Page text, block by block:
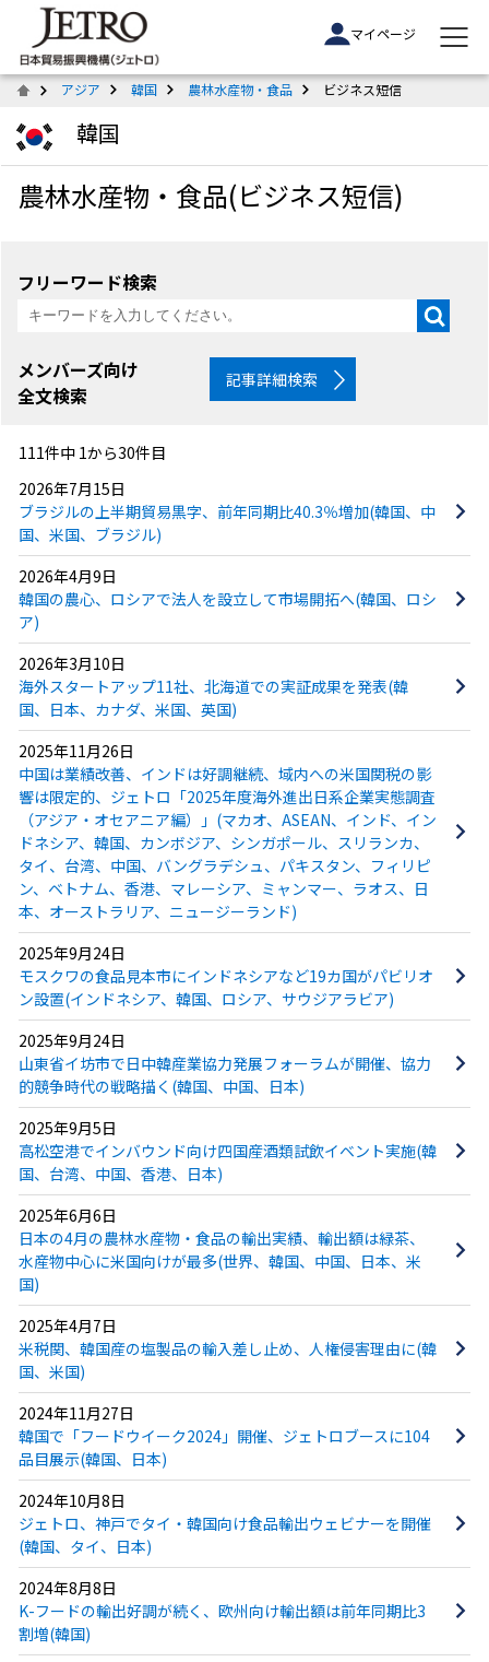
マイページ
アジア 韓国 農林水産物・食品 ビジネス短信
韓国
農林水産物・食品(ビジネス短信)
フリーワード検索
メンバーズ向け
全文検索
記事詳細検索
111件中 1から30件目
2026年7月15日
ブラジルの上半期貿易黒字、前年同期比40.3％増加(韓国、中
国、米国、ブラジル)
2026年4月9日
韓国の農心、ロシアで法人を設立して市場開拓へ(韓国、ロシ
ア)
2026年3月10日
海外スタートアップ11社、北海道での実証成果を発表(韓
国、日本、カナダ、米国、英国)
2025年11月26日
中国は業績改善、インドは好調継続、域内への米国関税の影
響は限定的、ジェトロ「2025年度海外進出日系企業実態調査
（アジア・オセアニア編）」(マカオ、ASEAN、インド、イン
ドネシア、韓国、カンボジア、シンガポール、スリランカ、
タイ、台湾、中国、バングラデシュ、パキスタン、フィリピ
ン、ベトナム、香港、マレーシア、ミャンマー、ラオス、日
本、オーストラリア、ニュージーランド)
2025年9月24日
モスクワの食品見本市にインドネシアなど19カ国がパビリオ
ン設置(インドネシア、韓国、ロシア、サウジアラビア)
2025年9月24日
山東省イ坊市で日中韓産業協力発展フォーラムが開催、協力
的競争時代の戦略描く(韓国、中国、日本)
2025年9月5日
高松空港でインバウンド向け四国産酒類試飲イベント実施(韓
国、台湾、中国、香港、日本)
2025年6月6日
日本の4月の農林水産物・食品の輸出実績、輸出額は緑茶、
水産物中心に米国向けが最多(世界、韓国、中国、日本、米
国)
2025年4月7日
米税関、韓国産の塩製品の輸入差し止め、人権侵害理由に(韓
国、米国)
2024年11月27日
韓国で「フードウイーク2024」開催、ジェトロブースに104
品目展示(韓国、日本)
2024年10月8日
ジェトロ、神戸でタイ・韓国向け食品輸出ウェビナーを開催
(韓国、タイ、日本)
2024年8月8日
K-フードの輸出好調が続く、欧州向け輸出額は前年同期比3
割増(韓国)